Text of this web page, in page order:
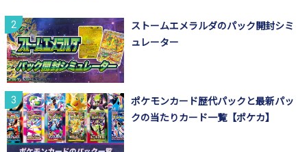
ストームエメラルダのパック開封シミ
ュレーター
ポケモンカード歴代パックと最新パッ
クの当たりカード一覧【ポケカ】